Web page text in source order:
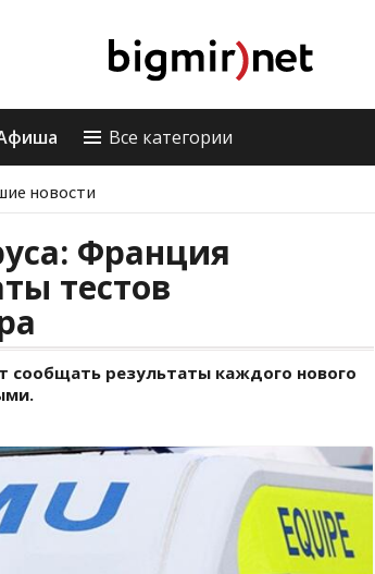
Все категории
новости
Франция
тестов
сообщать результаты каждого нового